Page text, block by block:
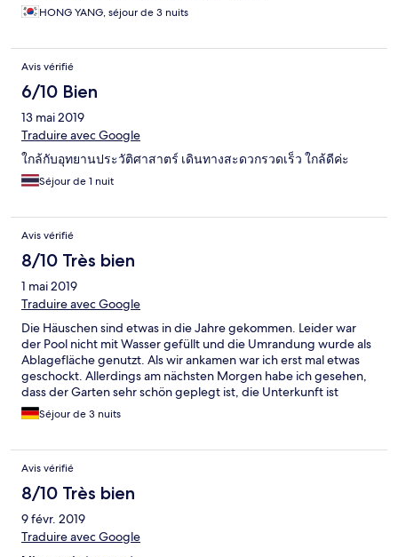
HONG YANG, séjour de 3 nuits
Avis vérifié
6/10 Bien
13 mai 2019
Traduire avec Google
ใกล้กับอุทยานประวัติศาสาตร์ เดินทางสะดวกรวดเร็ว ใกล้ดีค่ะ
Séjour de 1 nuit
Avis vérifié
8/10 Très bien
1 mai 2019
Traduire avec Google
Die Häuschen sind etwas in die Jahre gekommen. Leider war
der Pool nicht mit Wasser gefüllt und die Umrandung wurde als
Ablagefläche genutzt. Als wir ankamen war ich erst mal etwas
geschockt. Allerdings am nächsten Morgen habe ich gesehen,
dass der Garten sehr schön geplegt ist, die Unterkunft ist
einfach aber insgesamt sauber und vor allem war es auch sehr
ruhig. Man muss mit dem Tuktuk 10 Minuten von der Old City
entfernt ist essen. Das Essen dort hat mir gut geschmeckt, die
Atmosphäre war sehr familiär. Da es das Hotel mit den
wenigsten Sternen auf unserer Reise war, kann ich nicht
beurteilen, wir andere 2 Sterne Hotels ausgestattet sind.
Insgesamt hat mir die einfache aber sehr nette Anlage sehr gut
gefallen. Die Umgebung fand ich sehr schön. Bin morgens die
Séjour de 3 nuits
Avis vérifié
8/10 Très bien
9 févr. 2019
Traduire avec Google